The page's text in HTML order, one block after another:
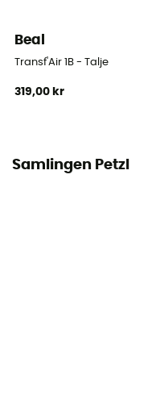
Arbejdsbyrde
Beal
Transf'Air 1B - Talje
319,00 kr
Samlingen Petzl